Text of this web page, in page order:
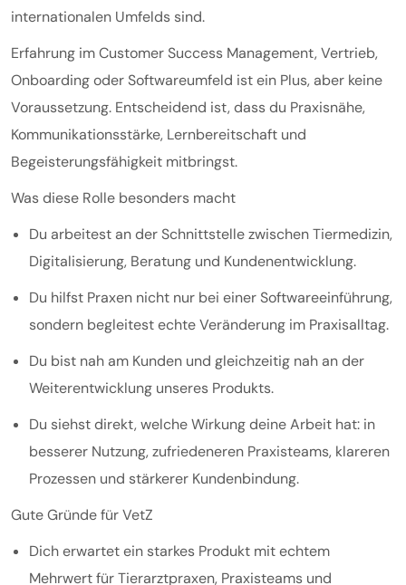
internationalen Umfelds sind.
Erfahrung im Customer Success Management, Vertrieb,
Onboarding oder Softwareumfeld ist ein Plus, aber keine
Voraussetzung. Entscheidend ist, dass du Praxisnähe,
Kommunikationsstärke, Lernbereitschaft und
Begeisterungsfähigkeit mitbringst.
Was diese Rolle besonders macht
Du arbeitest an der Schnittstelle zwischen Tiermedizin,
Digitalisierung, Beratung und Kundenentwicklung.
Du hilfst Praxen nicht nur bei einer Softwareeinführung,
sondern begleitest echte Veränderung im Praxisalltag.
Du bist nah am Kunden und gleichzeitig nah an der
Weiterentwicklung unseres Produkts.
Du siehst direkt, welche Wirkung deine Arbeit hat: in
besserer Nutzung, zufriedeneren Praxisteams, klareren
Prozessen und stärkerer Kundenbindung.
Gute Gründe für VetZ
Dich erwartet ein starkes Produkt mit echtem
Mehrwert für Tierarztpraxen, Praxisteams und